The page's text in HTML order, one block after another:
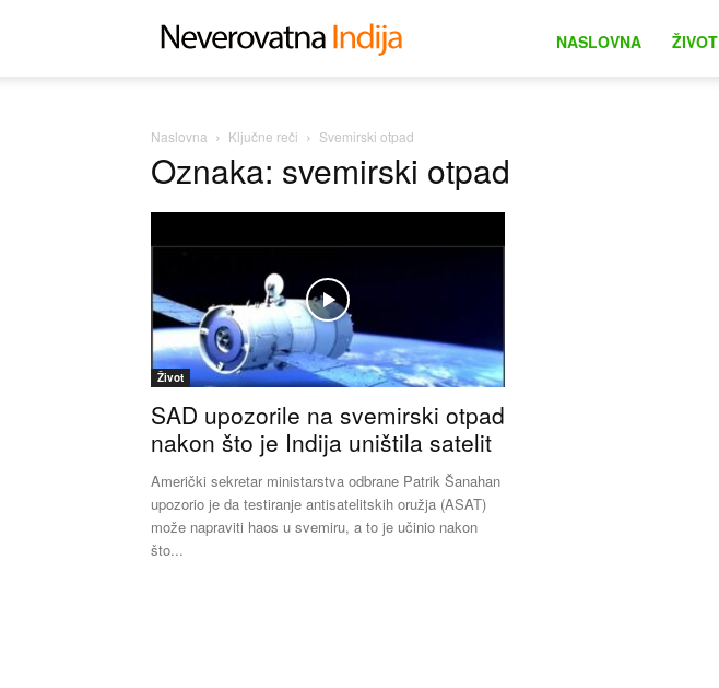
NASLOVNA ŽIVOT
Naslovna Ključne reči Svemirski otpad
Oznaka: svemirski otpad
Život
SAD upozorile na svemirski otpad
nakon što je Indija uništila satelit
Američki sekretar ministarstva odbrane Patrik Šanahan
upozorio je da testiranje antisatelitskih oružja (ASAT)
može napraviti haos u svemiru, a to je učinio nakon
što...